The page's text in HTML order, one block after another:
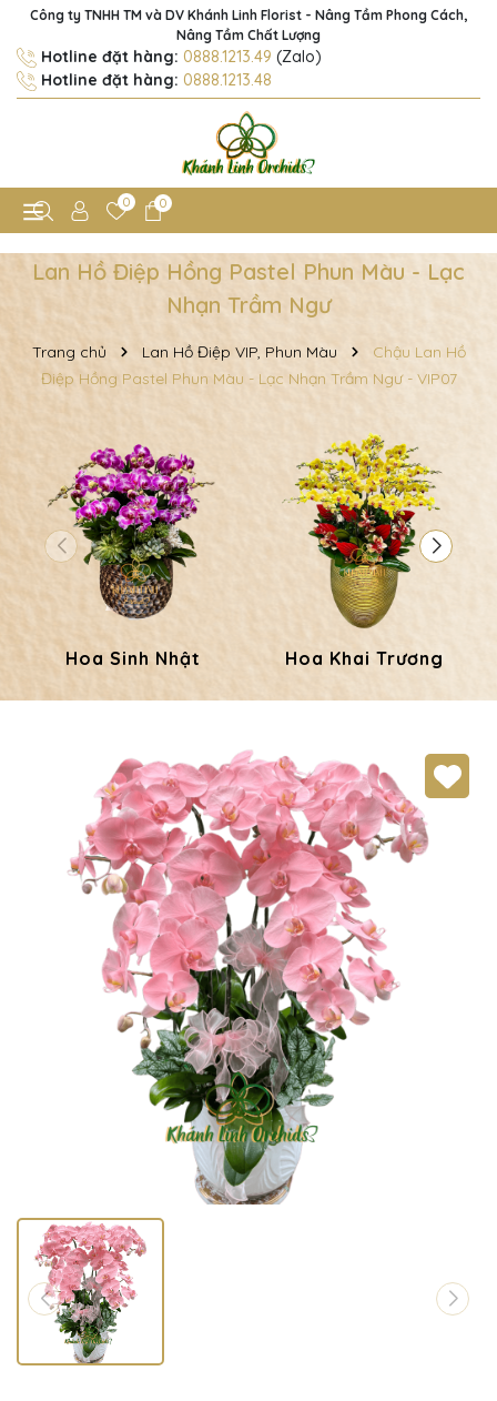
Công ty TNHH TM và DV Khánh Linh Florist - Nâng Tầm Phong Cách,
Nâng Tầm Chất Lượng
Hotline đặt hàng: 0888.1213.49 (Zalo)
Hotline đặt hàng: 0888.1213.48
0 0
Lan Hồ Điệp Hồng Pastel Phun Màu - Lạc
Nhạn Trầm Ngư
Trang chủ Lan Hồ Điệp VIP, Phun Màu
Chậu Lan Hồ
Điệp Hồng Pastel Phun Màu - Lạc Nhạn Trầm Ngư - VIP07
Hoa Sinh Nhật Hoa Khai Trương